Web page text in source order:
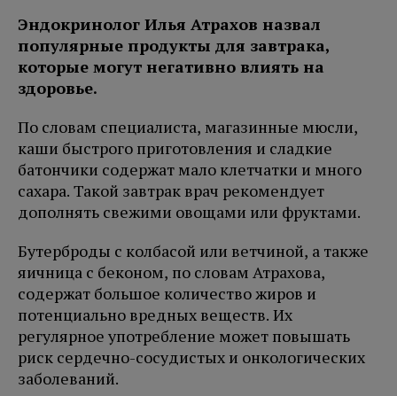
Эндокринолог Илья Атрахов назвал
популярные продукты для завтрака,
которые могут негативно влиять на
здоровье.
По словам специалиста, магазинные мюсли,
каши быстрого приготовления и сладкие
батончики содержат мало клетчатки и много
сахара. Такой завтрак врач рекомендует
дополнять свежими овощами или фруктами.
Бутерброды с колбасой или ветчиной, а также
яичница с беконом, по словам Атрахова,
содержат большое количество жиров и
потенциально вредных веществ. Их
регулярное употребление может повышать
риск сердечно-сосудистых и онкологических
заболеваний.